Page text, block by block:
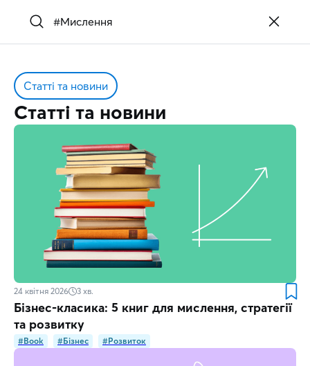
Статті та новини
Статті та новини
24 квітня 2026 3 хв.
Бізнес-класика: 5 книг для мислення, стратегії
та розвитку
#Book #Бізнес #Розвиток